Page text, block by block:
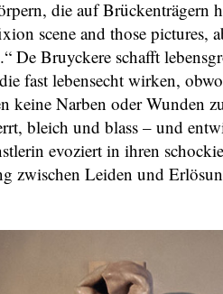
die auf Brückenträgern
scene and those pictures,
De Bruyckere schafft
fast lebensecht wirken,
keine Narben oder Wunden
bleich und blass – und
evoziert in ihren
zwischen Leiden und